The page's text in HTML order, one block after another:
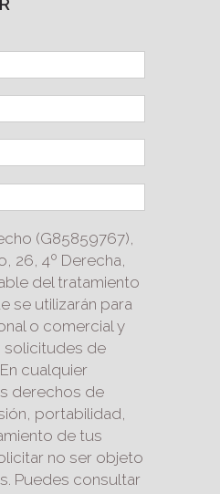
(G85859767),
26, 4º Derecha,
del tratamiento
se utilizarán para
o comercial y
solicitudes de
cualquier
derechos de
portabilidad,
de tus
no ser objeto
Puedes consultar